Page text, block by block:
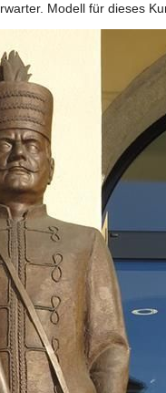
Modell für dieses